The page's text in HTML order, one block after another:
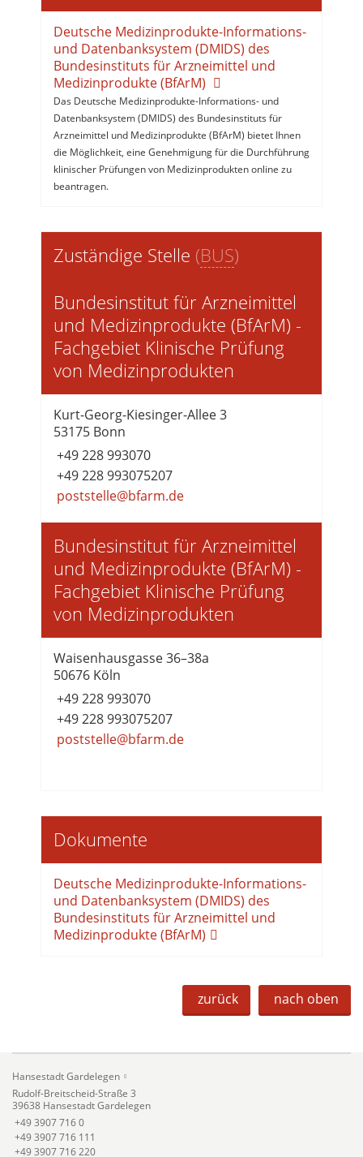
Deutsche Medizinprodukte-Informations-
und Datenbanksystem (DMIDS) des
Bundesinstituts für Arzneimittel und
Medizinprodukte (BfArM)
Das Deutsche Medizinprodukte-Informations- und
Datenbanksystem (DMIDS) des Bundesinstituts für
Arzneimittel und Medizinprodukte (BfArM) bietet Ihnen
die Möglichkeit, eine Genehmigung für die Durchführung
klinischer Prüfungen von Medizinprodukten online zu
beantragen.
Zuständige Stelle (BUS)
Bundesinstitut für Arzneimittel
und Medizinprodukte (BfArM) -
Fachgebiet Klinische Prüfung
von Medizinprodukten
Kurt-Georg-Kiesinger-Allee 3
53175 Bonn
+49 228 993070
+49 228 993075207
poststelle@bfarm.de
Bundesinstitut für Arzneimittel
und Medizinprodukte (BfArM) -
Fachgebiet Klinische Prüfung
von Medizinprodukten
Waisenhausgasse 36–38a
50676 Köln
+49 228 993070
+49 228 993075207
poststelle@bfarm.de
Dokumente
Deutsche Medizinprodukte-Informations-
und Datenbanksystem (DMIDS) des
Bundesinstituts für Arzneimittel und
Medizinprodukte (BfArM)
zurück nach oben
Hansestadt Gardelegen
Rudolf-Breitscheid-Straße 3
39638 Hansestadt Gardelegen
+49 3907 716 0
+49 3907 716 111
+49 3907 716 220